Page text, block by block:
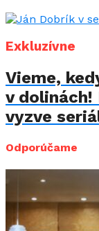
Exkluzívne
Vieme,
v dolinách!
vyzve
Odporúčame